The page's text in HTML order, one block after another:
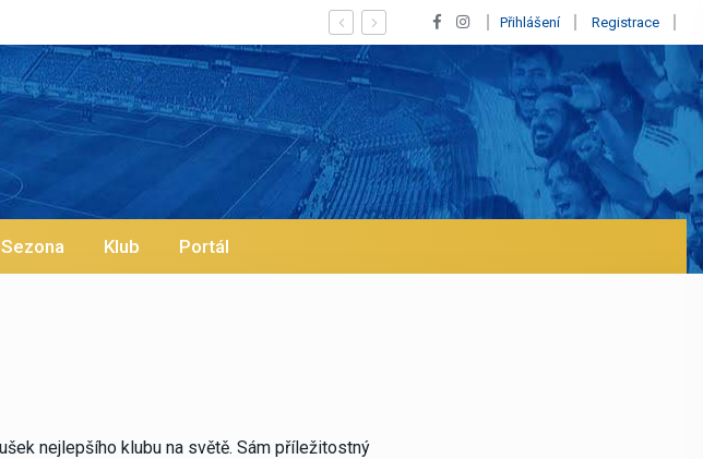
Vypískaný Vinícius! Blíží se jeho odchod z Realu a pustí se klub na trh už v lednu? |
Přihlášení Registrace
Sezona Klub Portál
nejlepšího klubu na světě. Sám příležitostný